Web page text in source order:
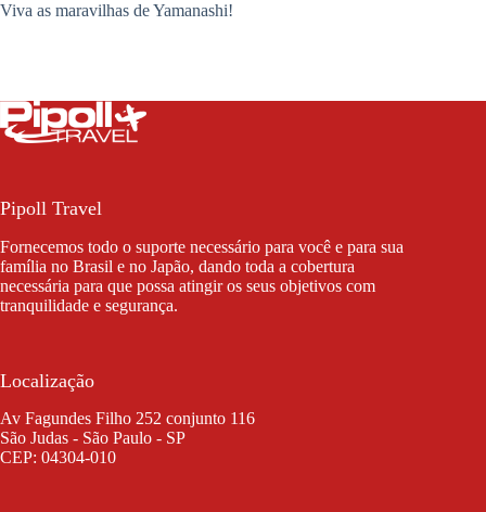
Viva as maravilhas de Yamanashi!
Pipoll Travel
Fornecemos todo o suporte necessário para você e para sua
família no Brasil e no Japão, dando toda a cobertura
necessária para que possa atingir os seus objetivos com
tranquilidade e segurança.
Localização
Av Fagundes Filho 252 conjunto 116
São Judas - São Paulo - SP
CEP: 04304-010